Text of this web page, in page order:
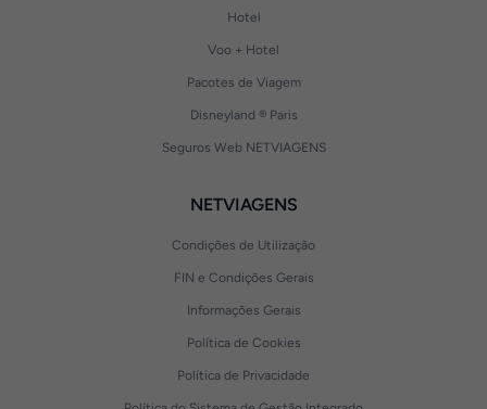
Hotel
Voo + Hotel
Pacotes de Viagem
Disneyland ® Paris
Seguros Web NETVIAGENS
NETVIAGENS
Condições de Utilização
FIN e Condições Gerais
Informações Gerais
Política de Cookies
Política de Privacidade